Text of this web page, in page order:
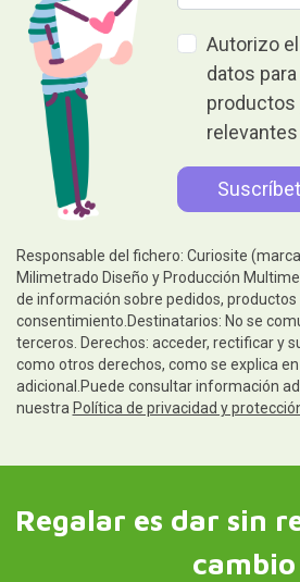
Autorizo
datos
productos
relevantes
Responsable del fichero: Curiosite
Milimetrado Diseño y Producción
de información sobre pedidos, productos
consentimiento.Destinatarios: No se
terceros. Derechos: acceder, rectificar y
como otros derechos, como se explica
adicional.Puede consultar información
nuestra Política de privacidad y
Regalar es dar sin
cambio